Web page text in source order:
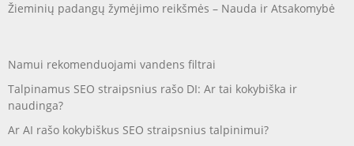
Žieminių padangų žymėjimo reikšmės – Nauda ir Atsakomybė
Namui rekomenduojami vandens filtrai
Talpinamus SEO straipsnius rašo DI: Ar tai kokybiška ir
naudinga?
Ar AI rašo kokybiškus SEO straipsnius talpinimui?